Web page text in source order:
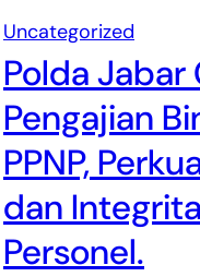
Uncategorized
Polda Jabar
Pengajian
PPNP,
dan
Personel.